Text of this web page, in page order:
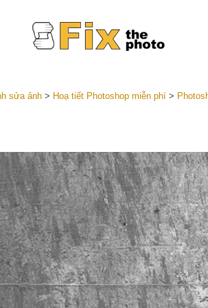
Dịch vụ
trước LR
Thỏa
Presets
Bộ sưu
sửa ảnh> Hoạ tiết Photoshop miễn phí>